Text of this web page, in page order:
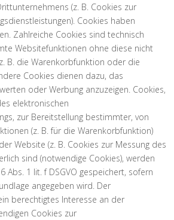
(z. B. Cookies zur
Cookies haben
Zahlreiche Cookies sind technisch
Websitefunktionen ohne diese nicht
B. die Warenkorbfunktion oder die
Cookies dienen dazu, das
oder Werbung anzuzeigen. Cookies,
elektronischen
zur Bereitstellung bestimmter, von
(z. B. für die Warenkorbfunktion)
Website (z. B. Cookies zur Messung des
sind (notwendige Cookies), werden
Abs. 1 lit. f DSGVO gespeichert, sofern
angegeben wird. Der
berechtigtes Interesse an der
Cookies zur